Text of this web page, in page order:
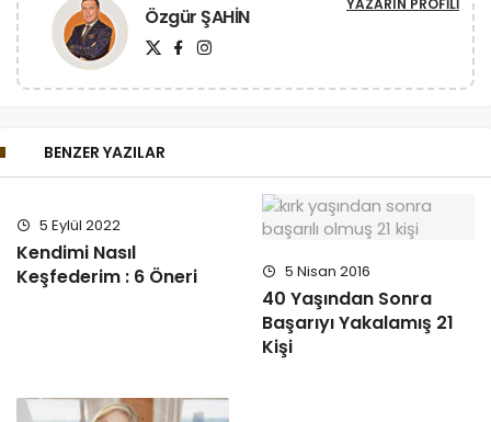
Özgür ŞAHİN YAZARIN PROFILI
BENZER YAZILAR
5 Eylül 2022
Kendimi Nasıl
Keşfederim : 6 Öneri
5 Nisan 2016
40 Yaşından Sonra
Başarıyı Yakalamış 21
Kişi